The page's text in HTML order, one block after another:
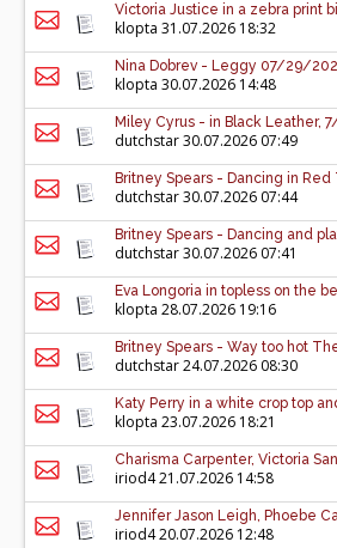
Victoria Justice in a zebra print
klopta 31.07.2026 18:32
Nina Dobrev - Leggy 07/29/
klopta 30.07.2026 14:48
Miley Cyrus - in Black Leather,
dutchstar30.07.2026 07:49
Britney Spears - Dancing in
dutchstar30.07.2026 07:44
Britney Spears - Dancing and
dutchstar30.07.2026 07:41
Eva Longoria in topless on the
klopta 28.07.2026 19:16
Britney Spears - Way too hot
dutchstar24.07.2026 08:30
Katy Perry in a white crop top
klopta 23.07.2026 18:21
Charisma Carpenter, Victoria
iriod421.07.2026 14:58
Jennifer Jason Leigh, Phoebe
iriod420.07.2026 12:48